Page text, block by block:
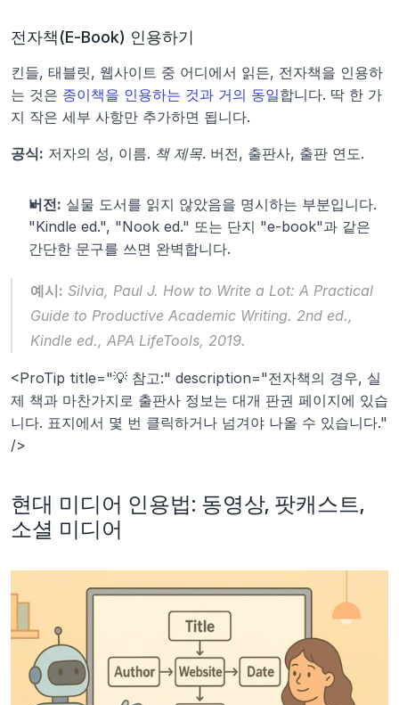
전자책(E-Book) 인용하기
킨들, 태블릿, 웹사이트 중 어디에서 읽든, 전자책을 인용하
는 것은 종이책을 인용하는 것과 거의 동일합니다. 딱 한 가
지 작은 세부 사항만 추가하면 됩니다.
공식: 저자의 성, 이름. 책 제목. 버전, 출판사, 출판 연도.
버전: 실물 도서를 읽지 않았음을 명시하는 부분입니다.
"Kindle ed.", "Nook ed." 또는 단지 "e-book"과 같은
간단한 문구를 쓰면 완벽합니다.
예시: Silvia, Paul J. How to Write a Lot: A Practical
Guide to Productive Academic Writing. 2nd ed.,
Kindle ed., APA LifeTools, 2019.
<ProTip title="💡 참고:" description="전자책의 경우, 실
제 책과 마찬가지로 출판사 정보는 대개 판권 페이지에 있습
니다. 표지에서 몇 번 클릭하거나 넘겨야 나올 수 있습니다."
/>
현대 미디어 인용법: 동영상, 팟캐스트,
소셜 미디어